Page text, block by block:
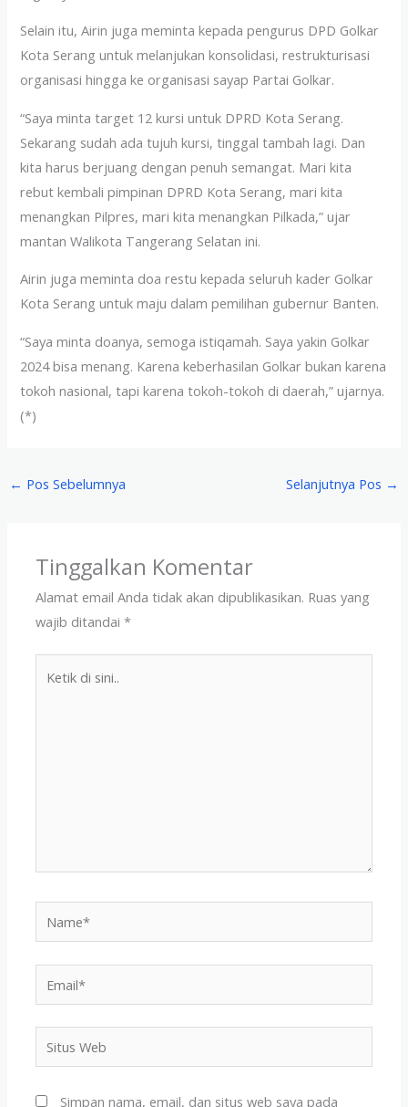
Selain itu, Airin juga meminta kepada pengurus DPD Golkar
Kota Serang untuk melanjukan konsolidasi, restrukturisasi
organisasi hingga ke organisasi sayap Partai Golkar.
“Saya minta target 12 kursi untuk DPRD Kota Serang.
Sekarang sudah ada tujuh kursi, tinggal tambah lagi. Dan
kita harus berjuang dengan penuh semangat. Mari kita
rebut kembali pimpinan DPRD Kota Serang, mari kita
menangkan Pilpres, mari kita menangkan Pilkada,” ujar
mantan Walikota Tangerang Selatan ini.
Airin juga meminta doa restu kepada seluruh kader Golkar
Kota Serang untuk maju dalam pemilihan gubernur Banten.
“Saya minta doanya, semoga istiqamah. Saya yakin Golkar
2024 bisa menang. Karena keberhasilan Golkar bukan karena
tokoh nasional, tapi karena tokoh-tokoh di daerah,” ujarnya.
(*)
← Pos Sebelumnya Selanjutnya Pos →
Tinggalkan Komentar
Alamat email Anda tidak akan dipublikasikan. Ruas yang
wajib ditandai*
Web
Simpan nama, email, dan situs web saya pada